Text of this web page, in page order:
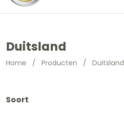
Duitsland
Home / Producten / Duitsland
Soort